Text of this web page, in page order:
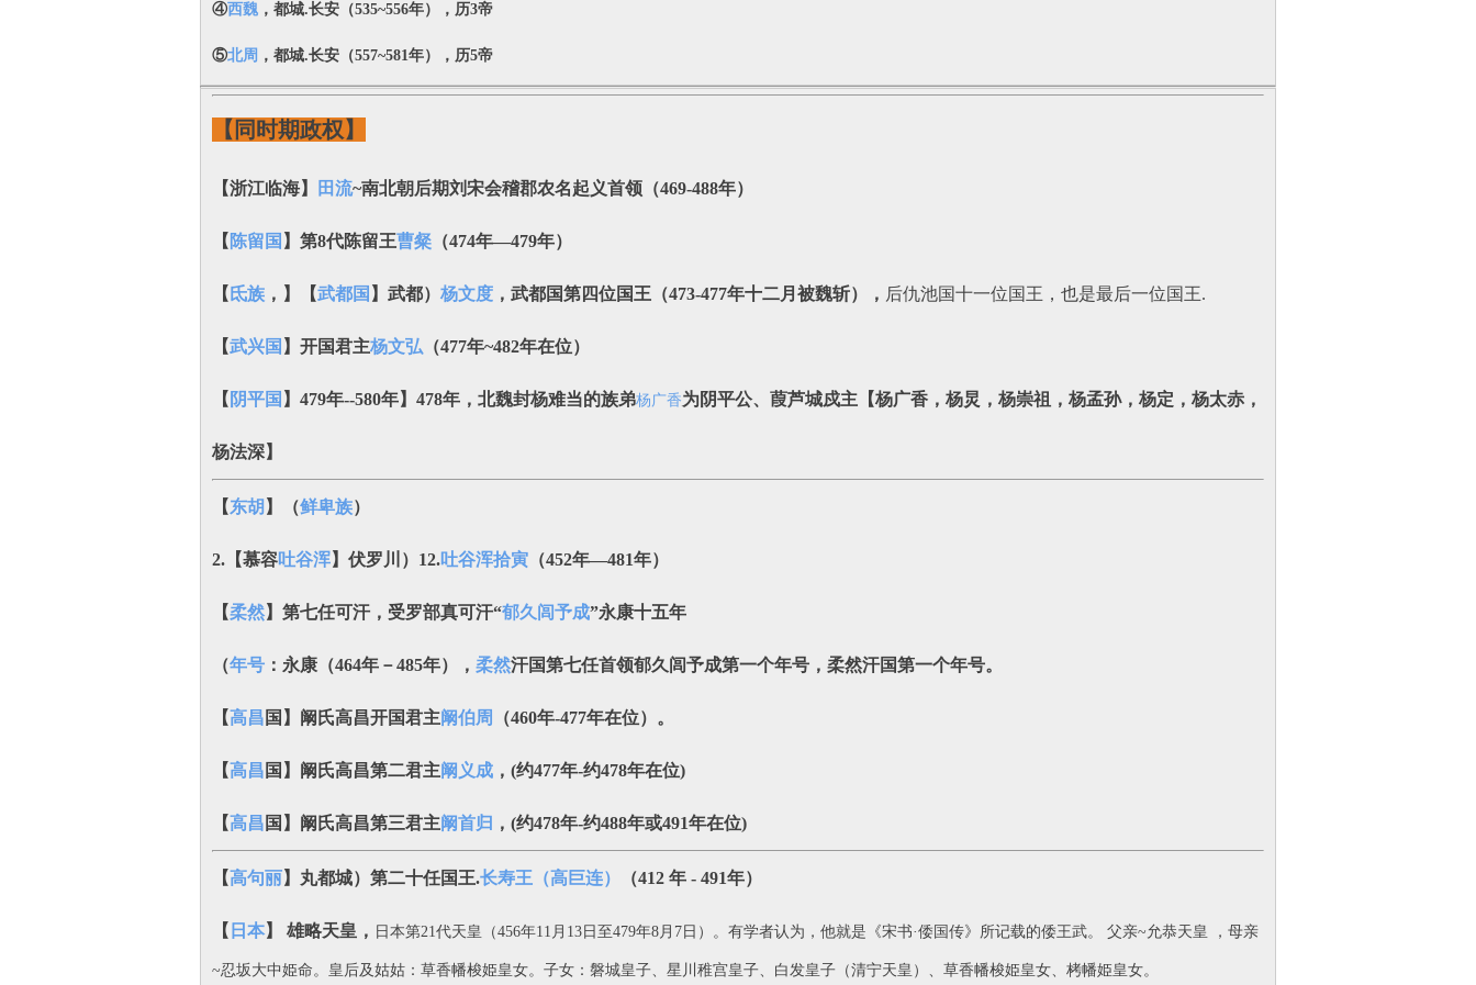
④西魏 ，都城.长安（535~556年），历3帝
⑤北周 ，都城.长安（557~581年），历5帝
【同时期政权】
【浙江临海】 田流~南北朝后期刘宋会稽郡农名起义首领（469-488年）
【 陈留国 】第8代陈留王曹粲 （474年—479年）
【 氐族 ，】【武都国 】武都） 杨文度 ，武都国第四位国王 （473-477年十二月被魏斩） ， 后仇池国十一位国王，也是最后一位国王.
【武兴国 】开国君主杨文弘 （477年~482年在位）
【 阴平国 】 479年--580年】478年， 北魏封杨难当的族弟杨广香为阴平公、葭芦城戍主【杨广香， 杨炅，杨崇祖， 杨孟孙，杨定， 杨太赤，
杨法深】
【东胡 】（鲜卑族）
2.【慕容吐谷浑】伏罗川）12.吐谷浑拾寅 （452年―481年）
【柔然】第七任可汗，受罗部真可汗“郁久闾予成”永康十五年
（年号 ：永康（464年－485年）， 柔然汗国第七任首领郁久闾予成第一个年号，柔然汗国第一个年号。
【高昌 国】阚氏高昌开国君主阚伯周 （460年-477年在位）。
【高昌 国】阚氏高昌第二君主阚义成 ，(约477年-约478年在位)
【高昌 国】阚氏高昌第三君主阚首归 ，(约478年-约488年或491年在位)
【高句丽】丸都城）第二十任国王.长寿王（高巨连） （412 年 - 491年）
【 日本】 雄略天皇， 日本第21代天皇（456年11月13日至479年8月7日）。有学者认为，他就是《宋书·倭国传》所记载的倭王武。 父亲~允恭天皇 ，母亲
~忍坂大中姫命。皇后及姑姑：草香幡梭姫皇女。子女：磐城皇子、星川稚宫皇子、白发皇子（清宁天皇）、草香幡梭姫皇女、栲幡姫皇女。